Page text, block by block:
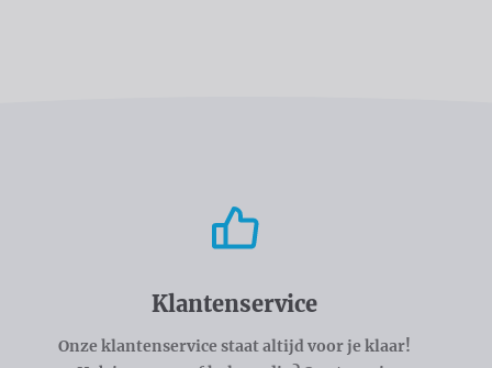
Klantenservice
Onze klantenservice staat altijd voor je klaar!